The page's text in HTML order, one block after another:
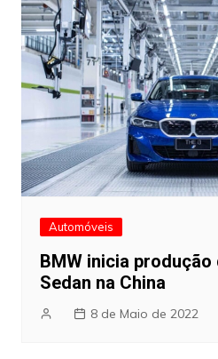
Automóveis
BMW inicia produção
Sedan na China
8 de Maio de 2022